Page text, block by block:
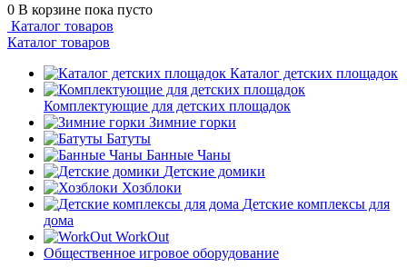
0 В корзине пока пусто
Каталог товаров
Каталог товаров
Каталог детских площадок
Комплектующие для детских площадок
Зимние горки
Батуты
Банные Чаны
Детские домики
Хозблоки
Детские комплексы для
дома
WorkOut
Общественное игровое оборудование